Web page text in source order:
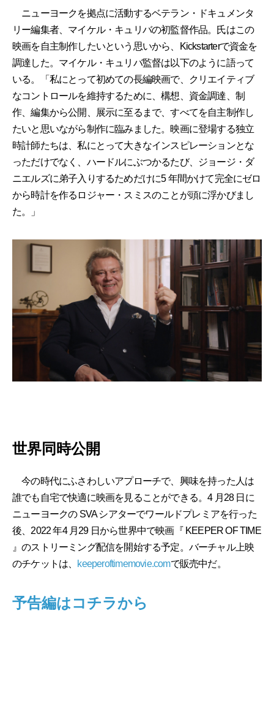
ニューヨークを拠点に活動するベテラン・ドキュメンタ
リー編集者、マイケル・キュリバの初監督作品。氏はこの
映画を自主制作したいという思いから、Kickstarterで資金を
調達した。マイケル・キュリバ監督は以下のように語って
いる。「私にとって初めての長編映画で、クリエイティブ
なコントロールを維持するために、構想、資金調達、制
作、編集から公開、展示に至るまで、すべてを自主制作し
たいと思いながら制作に臨みました。映画に登場する独立
時計師たちは、私にとって大きなインスピレーションとな
っただけでなく、ハードルにぶつかるたび、ジョージ・ダ
ニエルズに弟子入りするためだけに5 年間かけて完全にゼロ
から時計を作るロジャー・スミスのことが頭に浮かびまし
た。」
世界同時公開
今の時代にふさわしいアプローチで、興味を持った人は
誰でも自宅で快適に映画を見ることができる。4 月28 日に
ニューヨークの SVA シアターでワールドプレミアを行った
後、2022 年4 月29 日から世界中で映画『 KEEPER OF TIME
』のストリーミング配信を開始する予定。バーチャル上映
のチケットは、 keeperoftimemovie.comで販売中だ。
予告編はコチラから